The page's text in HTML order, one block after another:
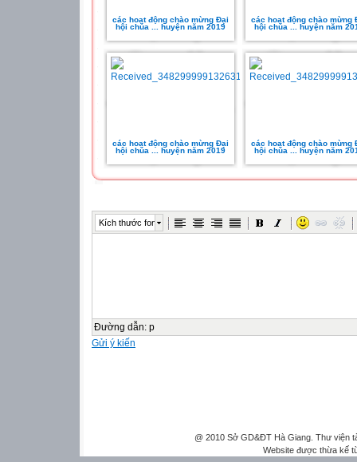
các hoạt động chào mừng Đại
hội chúa ... huyện năm 2019
các hoạt động chào mừng
hội chúa ... huyện năm
các hoạt động chào mừng Đại
hội chúa ... huyện năm 2019
các hoạt động chào mừng
hội chúa ... huyện năm
Kích thước font
Đường dẫn: p
Gửi ý kiến
@ 2010 Sở GD&ĐT Hà Giang. Thư viện
Website được thừa kế